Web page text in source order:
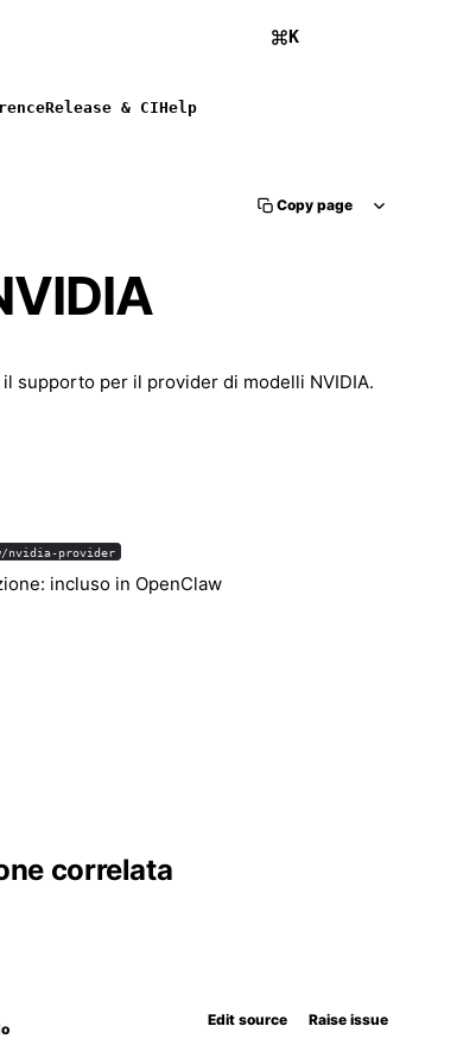
K
Release & CIHelp
Copy page
supporto per il provider di modelli NVIDIA.
nvidia-provider
incluso in OpenClaw
correlata
Edit source Raise issue